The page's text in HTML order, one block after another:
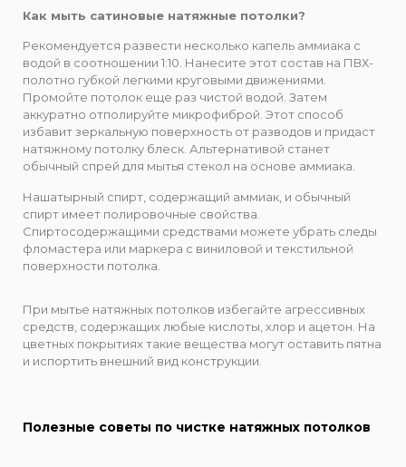
Как мыть сатиновые натяжные потолки?
Рекомендуется развести несколько капель аммиака с
водой в соотношении 1:10. Нанесите этот состав на ПВХ-
полотно губкой легкими круговыми движениями.
Промойте потолок еще раз чистой водой. Затем
аккуратно отполируйте микрофиброй. Этот способ
избавит зеркальную поверхность от разводов и придаст
натяжному потолку блеск. Альтернативой станет
обычный спрей для мытья стекол на основе аммиака.
Нашатырный спирт, содержащий аммиак, и обычный
спирт имеет полировочные свойства.
Спиртосодержащими средствами можете убрать следы
фломастера или маркера с виниловой и текстильной
поверхности потолка.
При мытье натяжных потолков избегайте агрессивных
средств, содержащих любые кислоты, хлор и ацетон. На
цветных покрытиях такие вещества могут оставить пятна
и испортить внешний вид конструкции.
Полезные советы по чистке натяжных потолков